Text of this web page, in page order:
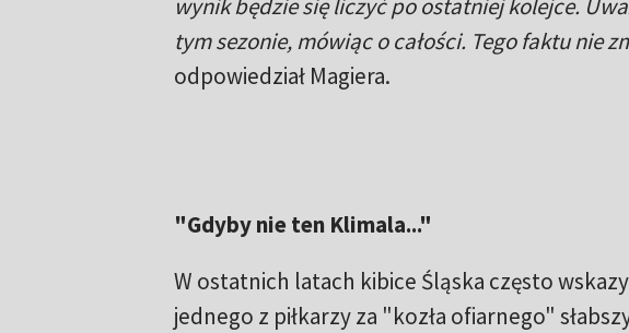
wynik będzie się liczyć po ostatniej kolejce.
tym sezonie, mówiąc o całości. Tego faktu nie
odpowiedział Magiera.
"Gdyby nie ten Klimala..."
W ostatnich latach kibice Śląska często
jednego z piłkarzy za "kozła ofiarnego"